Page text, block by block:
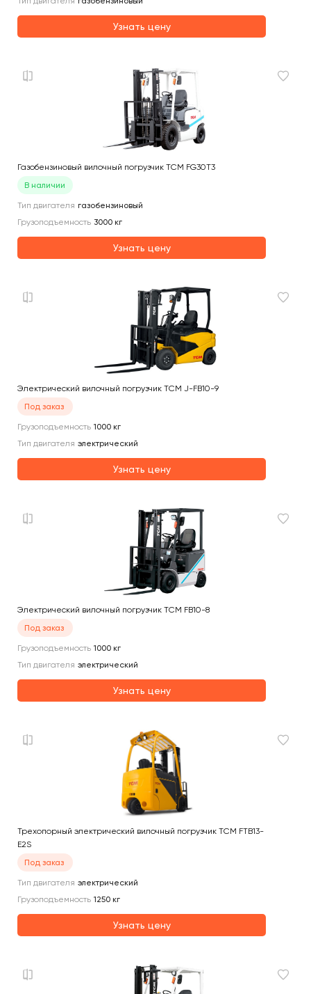
Узнать цену
Газобензиновый вилочный погрузчик TCM FG30T3
В наличии
Тип двигателя газобензиновый
Грузоподъемность 3000 кг
Узнать цену
Электрический вилочный погрузчик TCM J-FB10-9
Под заказ
Грузоподъемность 1000 кг
Тип двигателя электрический
Узнать цену
Электрический вилочный погрузчик TCM FB10-8
Под заказ
Грузоподъемность 1000 кг
Тип двигателя электрический
Узнать цену
Трехопорный электрический вилочный погрузчик TCM FTB13-
E2S
Под заказ
Тип двигателя электрический
Грузоподъемность 1250 кг
Узнать цену